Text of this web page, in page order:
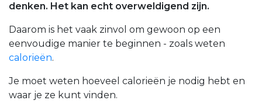
denken. Het kan echt overweldigend zijn.
Daarom is het vaak zinvol om gewoon op een
eenvoudige manier te beginnen - zoals weten
calorieën.
Je moet weten hoeveel calorieën je nodig hebt en
waar je ze kunt vinden.